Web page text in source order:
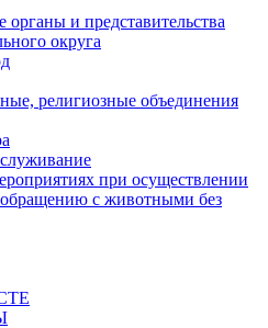
органы и представительства
округа
религиозные объединения
при осуществлении
обращению с животными без